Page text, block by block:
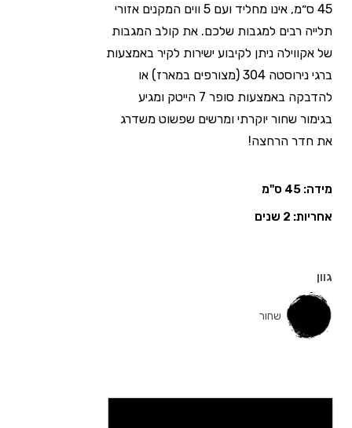
45 ס״מ, אינו מחליד ועם 5 ווים המקנים אזורי
תלייה רבים למגבות שלכם. את קולב המגבות
של אקווילה ניתן לקיבוע ישירות לקיר באמצעות
ברגי נירוסטה 304 (מצורפים במארז) או
להדבקה באמצעות סופר 7 הייטק ומגיע
בגימור שחור יוקרתי ומרשים שפשוט משדרג
את חדר הרחצה!
מידה: 45 ס"מ
אחריות: 2 שנים
גוון
שחור